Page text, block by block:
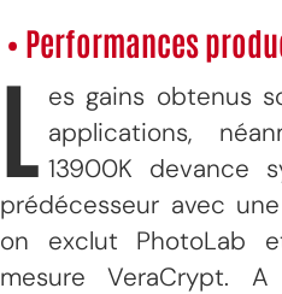
• Performances
L
es gains obtenus
applications,
13900K devance
prédécesseur avec
on exclut PhotoLab
mesure VeraCrypt.